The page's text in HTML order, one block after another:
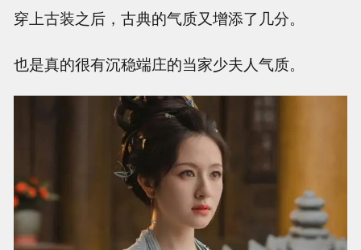
穿上古装之后，古典的气质又增添了几分。
也是真的很有沉稳端庄的当家少夫人气质。